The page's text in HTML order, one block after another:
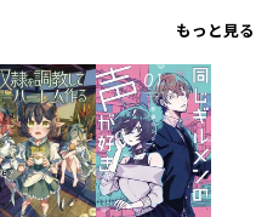
もっと見る